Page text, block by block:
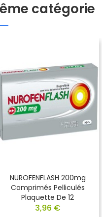
catégorie
NUROFENFLASH 200mg
Comprimés Pelliculés
Plaquette De 12
3,96 €